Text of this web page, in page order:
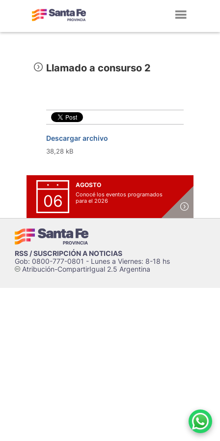
Llamado a consurso 2
Descargar archivo
38,28 kB
06
AGOSTO
Conocé los eventos programados
para el 2026
RSS / SUSCRIPCIÓN A NOTICIAS
Gob: 0800-777-0801 - Lunes a Viernes: 8-18 hs
cAtribución-CompartirIgual 2.5 Argentina